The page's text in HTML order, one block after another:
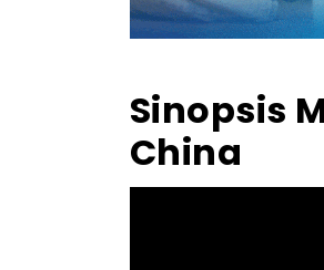
Sinopsis
China